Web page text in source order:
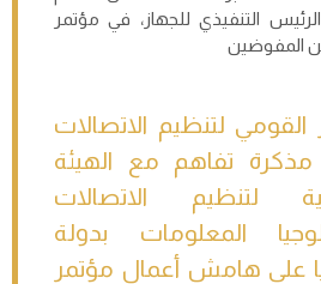
التنفيذي للجهاز، في مؤتمر
المفوضين
القومي لتنظيم الاتصالات
تفاهم مع الهيئة
لتنظيم الاتصالات
المعلومات بدولة
على هامش أعمال مؤتمر